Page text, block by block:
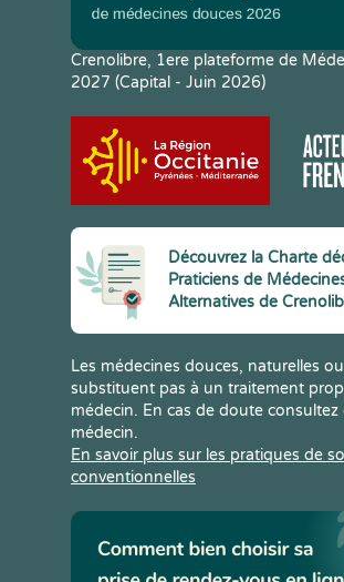
Crenolibre, 1ere plateforme de
2027 (Capital - Juin 2026)
Découvrez la Charte
Praticiens de
Alternatives de
Les médecines douces, naturelles
substituent pas à un traitement
médecin. En cas de doute consultez
médecin.
En savoir plus sur les pratiques de
conventionnelles